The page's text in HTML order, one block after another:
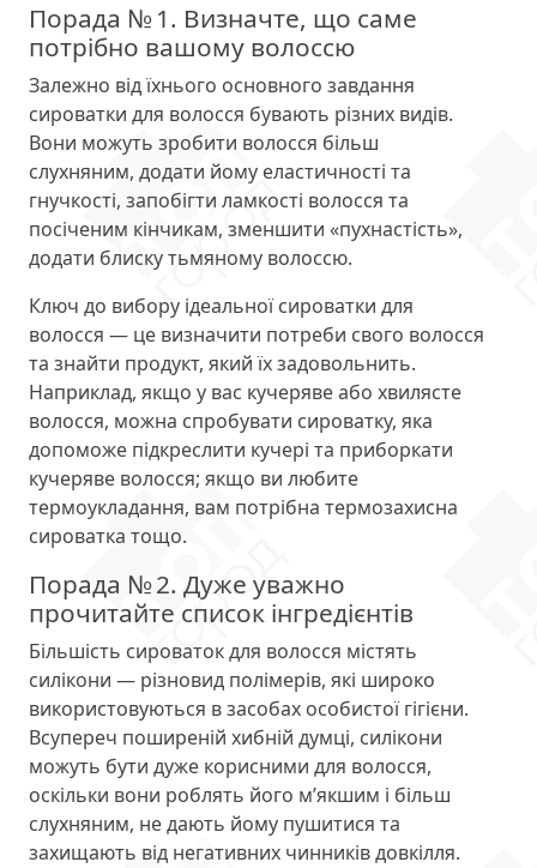
Порада № 1. Визначте, що саме
потрібно вашому волоссю
Залежно від їхнього основного завдання
сироватки для волосся бувають різних видів.
Вони можуть зробити волосся більш
слухняним, додати йому еластичності та
гнучкості, запобігти ламкості волосся та
посіченим кінчикам, зменшити «пухнастість»,
додати блиску тьмяному волоссю.
Ключ до вибору ідеальної сироватки для
волосся — це визначити потреби свого волосся
та знайти продукт, який їх задовольнить.
Наприклад, якщо у вас кучеряве або хвилясте
волосся, можна спробувати сироватку, яка
допоможе підкреслити кучері та приборкати
кучеряве волосся; якщо ви любите
термоукладання, вам потрібна термозахисна
сироватка тощо.
Порада № 2. Дуже уважно
прочитайте список інгредієнтів
Більшість сироваток для волосся містять
силікони — різновид полімерів, які широко
використовуються в засобах особистої гігієни.
Всупереч поширеній хибній думці, силікони
можуть бути дуже корисними для волосся,
оскільки вони роблять його м’якшим і більш
слухняним, не дають йому пушитися та
захищають від негативних чинників довкілля.